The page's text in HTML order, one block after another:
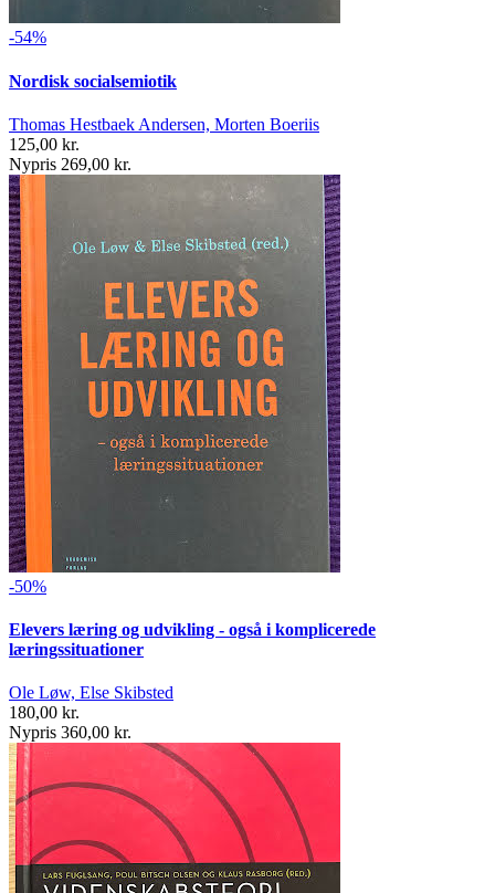
-54%
Nordisk socialsemiotik
Thomas Hestbaek Andersen, Morten Boeriis
125,00 kr.
Nypris 269,00 kr.
-50%
Elevers læring og udvikling - også i komplicerede
læringssituationer
Ole Løw, Else Skibsted
180,00 kr.
Nypris 360,00 kr.